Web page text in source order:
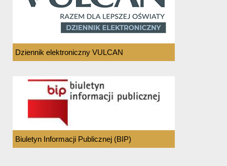
Dziennik elektroniczny VULCAN
Biuletyn Informacji Publicznej (BIP)